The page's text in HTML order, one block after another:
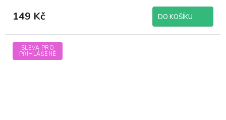
149 Kč DO KOŠÍKU
SLEVA PRO
PŘIHLÁŠENÉ